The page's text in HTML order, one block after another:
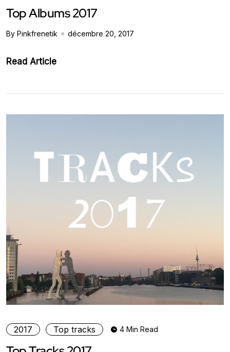
Top Albums 2017
By Pinkfrenetik décembre 20, 2017
Read Article
2017 Top tracks 4 Min Read